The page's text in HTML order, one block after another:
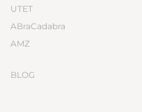
UTET
ABraCadabra
AMZ
BLOG